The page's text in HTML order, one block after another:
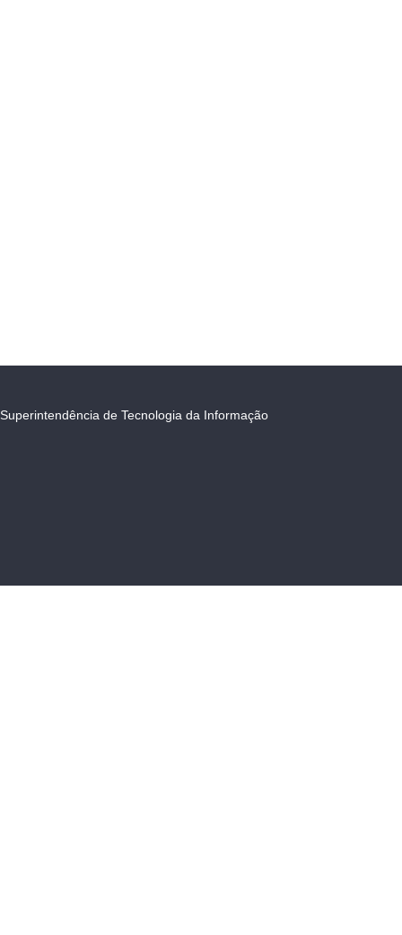
Superintendência de Tecnologia da Informação